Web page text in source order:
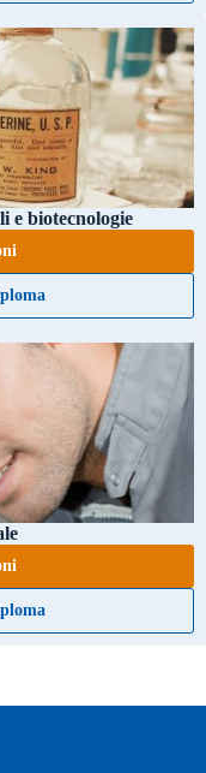
e biotecnologie